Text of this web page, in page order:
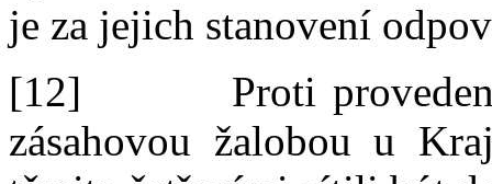
je za jejich stanovení
[12]
Proti
zásahovou žalobou u